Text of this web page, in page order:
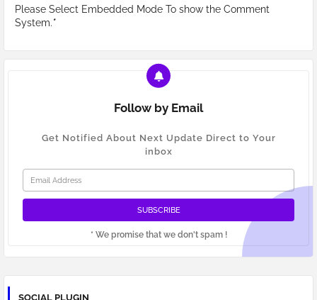
Please Select Embedded Mode To show the Comment
System.*
Follow by Email
Get Notified About Next Update Direct to Your
inbox
* We promise that we don't spam !
SOCIAL PLUGIN